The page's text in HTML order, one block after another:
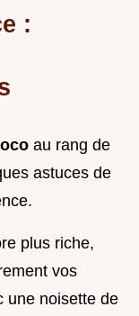
:
au rang de
astuces de
plus riche,
vos
une noisette de